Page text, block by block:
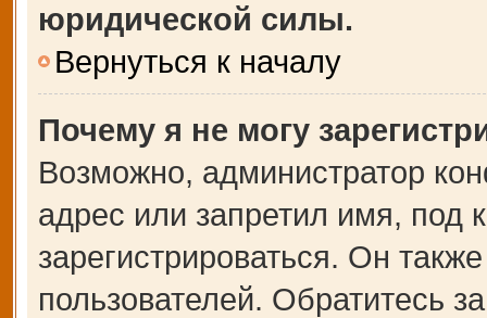
юридической силы.
Вернуться к началу
Почему я не могу
Возможно, администратор
адрес или запретил имя, под
зарегистрироваться. Он
пользователей. Обратитесь